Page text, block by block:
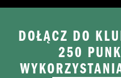
DOŁĄCZ DO
250